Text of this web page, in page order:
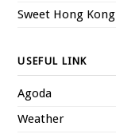
Sweet Hong Kong
USEFUL LINK
Agoda
Weather